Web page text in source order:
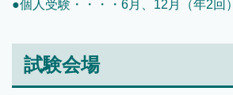
●個人受験・・・・6月、12月（年2回）
試験会場